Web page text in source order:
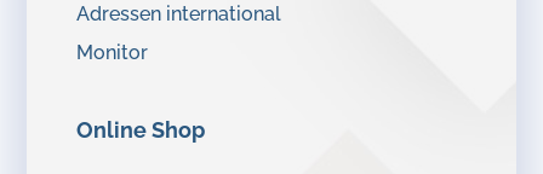
Adressen international
Monitor
Online Shop